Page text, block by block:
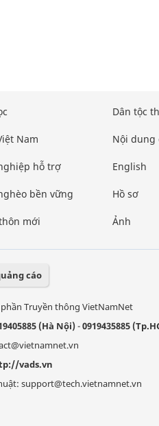
Nam
hỗ trợ
bền vững
mới
Dân tộc
Nội dung
English
Hồ sơ
Ảnh
cáo
Truyền thông VietNamNet
(Hà Nội)-0919435885
vads.vn
support@tech.vietnamnet.vn